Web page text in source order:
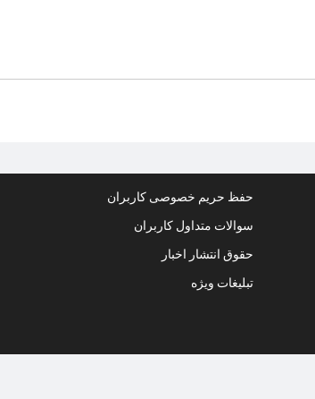
حفظ حریم خصوصی کاربران
سوالات متداول کاربران
حقوق انتشار اخبار
تبلیغات ویژه